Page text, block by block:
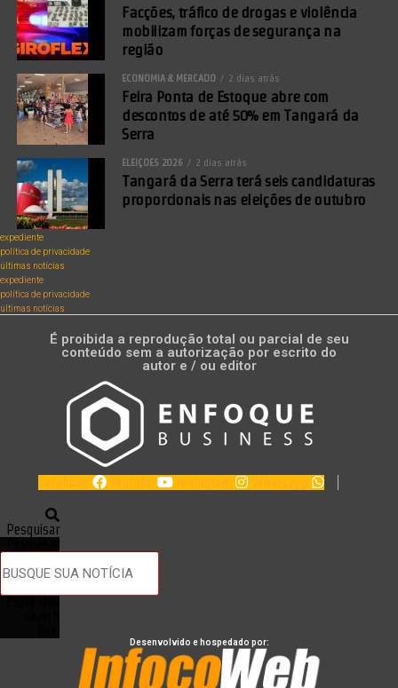
Facções, tráfico de drogas e violência
mobilizam forças de segurança na
região
ECONOMIA & MERCADO 2 dias atrás
Feira Ponta de Estoque abre com
descontos de até 50% em Tangará da
Serra
ELEIÇÕES 2026 2 dias atrás
Tangará da Serra terá seis candidaturas
proporcionais nas eleições de outubro
expediente
política de privacidade
últimas notícias
expediente
política de privacidade
últimas notícias
É proibida a reprodução total ou parcial de seu
conteúdo sem a autorização por escrito do
autor e / ou editor
Facebook Youtube Instagram Whatsapp
Pesquisar
Pesquisar
Desenvolvido e hospedado por: